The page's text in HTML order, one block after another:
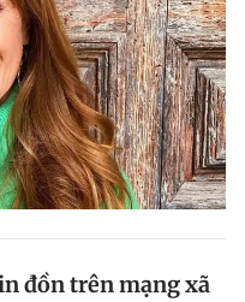
đồn trên mạng xã